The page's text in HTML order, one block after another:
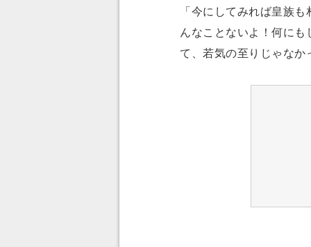
「今にしてみれば皇族
んなことないよ！何に
て、若気の至りじゃなか